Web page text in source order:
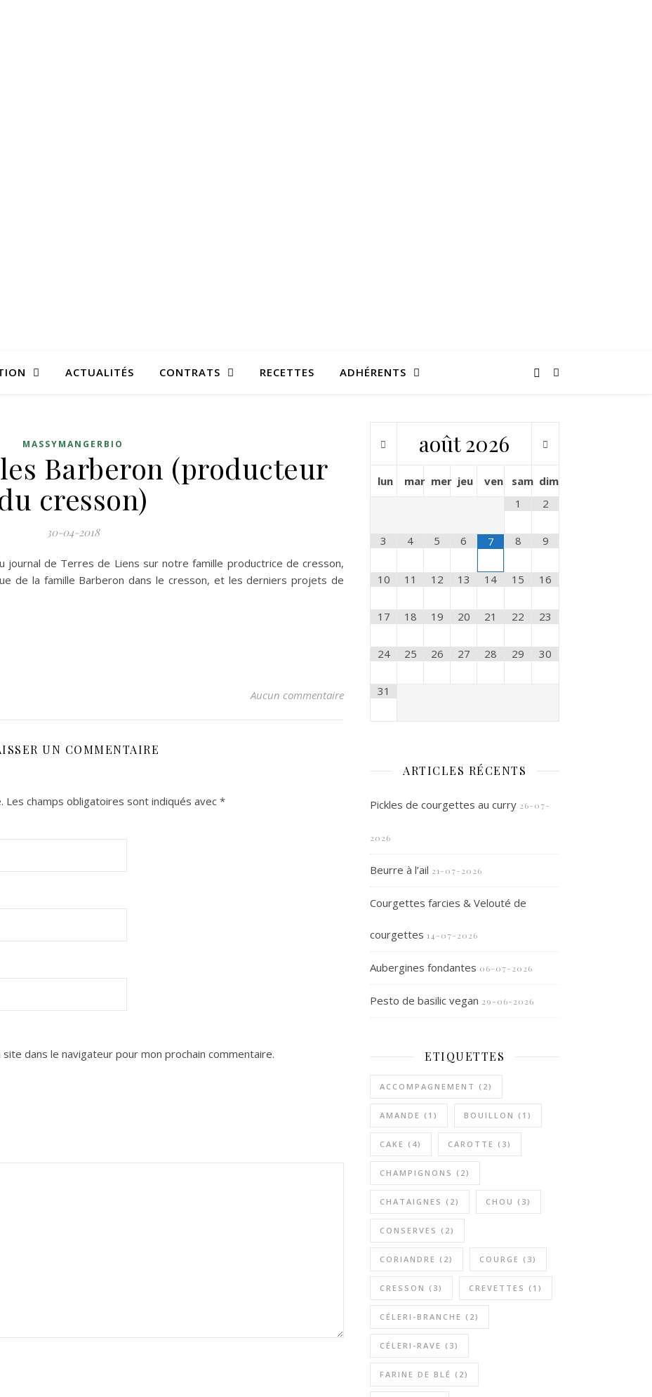
ACTUALITÉS CONTRATS RECETTES ADHÉRENTS
MASSYMANGERBIO
Barberon (producteur
cresson)
30-04-2018
journal de Terres de Liens sur notre famille productrice de cresson,
de la famille Barberon dans le cresson, et les derniers projets de
Aucun commentaire
UN COMMENTAIRE
Les champs obligatoires sont indiqués avec *
dans le navigateur pour mon prochain commentaire.
août 2026
lun mar mer jeu ven sam dim
1
2
3 4 5 6 7 8 9
10 11 12 13 14 15 16
17 18 19 20 21 22 23
24 25 26 27 28 29 30
31
ARTICLES RÉCENTS
Pickles de courgettes au curry 26-07-
2026
Beurre à l’ail 21-07-2026
Courgettes farcies & Velouté de
courgettes 14-07-2026
Aubergines fondantes 06-07-2026
Pesto de basilic vegan 29-06-2026
ETIQUETTES
ACCOMPAGNEMENT (2)
AMANDE (1) BOUILLON (1)
CAKE (4) CAROTTE (3)
CHAMPIGNONS (2)
CHATAIGNES (2) CHOU (3)
CONSERVES (2)
CORIANDRE (2) COURGE (3)
CRESSON (3) CREVETTES (1)
CÉLERI-BRANCHE (2)
CÉLERI-RAVE (3)
FARINE DE BLÉ (2)